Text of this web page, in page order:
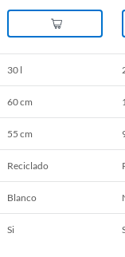
30 l
60 cm
55 cm
Reciclado
Blanco
Si